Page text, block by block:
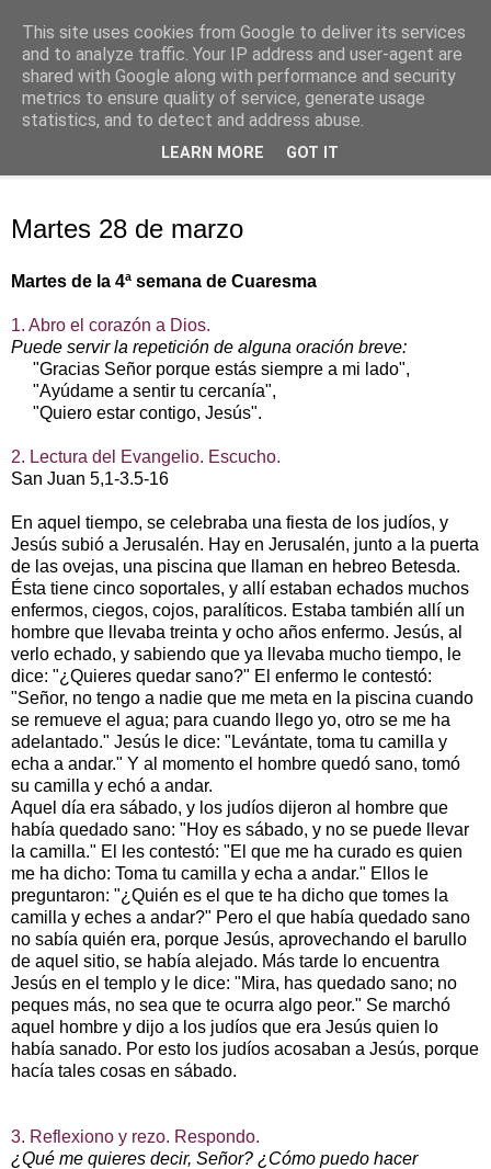
Oración personal
con el Evangelio de cada día
Martes 28 de marzo
Martes de la 4ª semana de Cuaresma
1. Abro el corazón a Dios.
Puede servir la repetición de alguna oración breve:
"Gracias Señor porque estás siempre a mi lado",
"Ayúdame a sentir tu cercanía",
"Quiero estar contigo, Jesús".
2. Lectura del Evangelio. Escucho.
San Juan 5,1-3.5-16
En aquel tiempo, se celebraba una fiesta de los judíos, y
Jesús subió a Jerusalén. Hay en Jerusalén, junto a la puerta
de las ovejas, una piscina que llaman en hebreo Betesda.
Ésta tiene cinco soportales, y allí estaban echados muchos
enfermos, ciegos, cojos, paralíticos. Estaba también allí un
hombre que llevaba treinta y ocho años enfermo. Jesús, al
verlo echado, y sabiendo que ya llevaba mucho tiempo, le
dice: "¿Quieres quedar sano?" El enfermo le contestó:
"Señor, no tengo a nadie que me meta en la piscina cuando
se remueve el agua; para cuando llego yo, otro se me ha
adelantado." Jesús le dice: "Levántate, toma tu camilla y
echa a andar." Y al momento el hombre quedó sano, tomó
su camilla y echó a andar.
Aquel día era sábado, y los judíos dijeron al hombre que
había quedado sano: "Hoy es sábado, y no se puede llevar
la camilla." El les contestó: "El que me ha curado es quien
me ha dicho: Toma tu camilla y echa a andar." Ellos le
preguntaron: "¿Quién es el que te ha dicho que tomes la
camilla y eches a andar?" Pero el que había quedado sano
no sabía quién era, porque Jesús, aprovechando el barullo
de aquel sitio, se había alejado. Más tarde lo encuentra
Jesús en el templo y le dice: "Mira, has quedado sano; no
peques más, no sea que te ocurra algo peor." Se marchó
aquel hombre y dijo a los judíos que era Jesús quien lo
había sanado. Por esto los judíos acosaban a Jesús, porque
hacía tales cosas en sábado.
3. Reflexiono y rezo. Respondo.
¿Qué me quieres decir, Señor? ¿Cómo puedo hacer
This site uses cookies from Google to deliver its services
and to analyze traffic. Your IP address and user-agent are
shared with Google along with performance and security
metrics to ensure quality of service, generate usage
statistics, and to detect and address abuse.
LEARN MORE GOT IT